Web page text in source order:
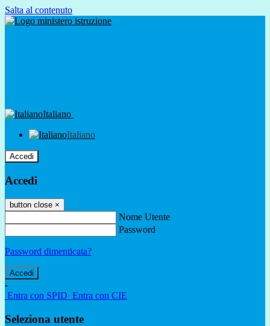
Salta al contenuto
Italiano
Italiano
Accedi
Accedi
button close ×
Nome Utente
Password
Password dimenticata?
-
Entra con SPID Entra con CIE
Seleziona utente